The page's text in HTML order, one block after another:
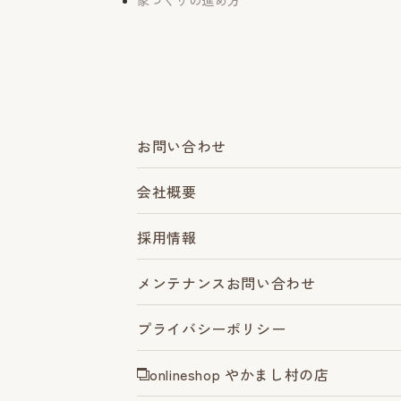
お問い合わせ
会社概要
採用情報
メンテナンスお問い合わせ
プライバシーポリシー
onlineshop やかまし村の店